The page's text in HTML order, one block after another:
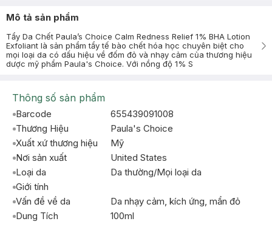
Mô tả sản phẩm
Tẩy Da Chết Paula’s Choice Calm Redness Relief 1% BHA Lotion
Exfoliant là sản phẩm tẩy tế bào chết hóa học chuyên biệt cho
mọi loại da có dấu hiệu về đốm đỏ và nhạy cảm của thương hiệu
dược mỹ phẩm Paula's Choice. Với nồng độ 1% S
Thông số sản phẩm
Barcode
655439091008
Thương Hiệu
Paula's Choice
Xuất xứ thương hiệu
Mỹ
Nơi sản xuất
United States
Loại da
Da thường/Mọi loại da
Giới tính
Vấn đề về da
Da nhạy cảm, kích ứng, mẩn đỏ
Dung Tích
100ml